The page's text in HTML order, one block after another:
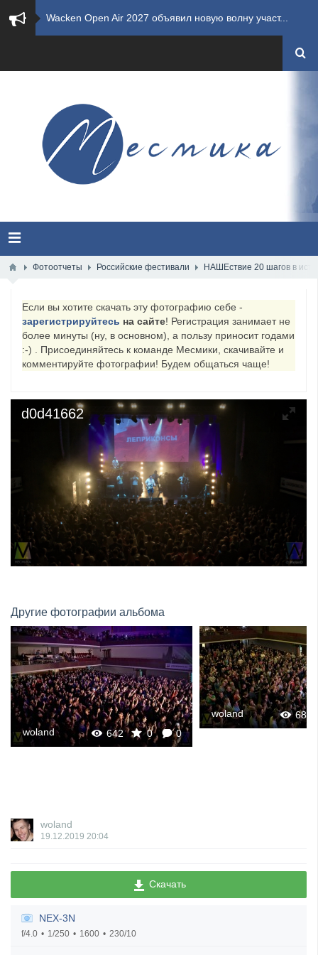
​Imminence анонсировали новый альбом Axis Mundi...
​Summer Breeze Open Air 2026 полностью переходи...
​Wacken Open Air 2026: открыт новый портал Cash...
XANDRIA представили новый сингл под названием «...
Wacken Open Air 2026 объявили последние одиннад...
​Wacken Open Air 2027 объявил новую волну участ...
Фотоотчеты Российские фестивали НАШЕствие 20 шагов в
Если вы хотите скачать эту фотографию себе -
зарегистрируйтесь на сайте! Регистрация занимает не
более минуты (ну, в основном), а пользу приносит годами
:-) . Присоединяйтесь к команде Месмики, скачивайте и
комментируйте фотографии! Будем общаться чаще!
d0d41662
Другие фотографии альбома
642 0 0
woland
682
woland
woland
19.12.2019 20:04
Скачать
NEX-3N
f/4.0 1/250 1600 230/10